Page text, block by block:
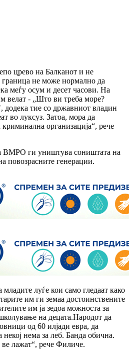
црево на Балканот и не
граница не може нормално да
меѓу осум и десет часови. На
велат - „Што ви треба море?
додека тие со државниот владин
во луксуз. Затоа, мора да
криминална организација“, рече
ВМРО ги уништува соништата на
повозрасните генерации.
луѓе кои само гледаат како
им ги земаа достоинствените
им ја зедоа можноста за
на децата.Народот да
од 60 илјади евра, да
нема за леб. Банда обична.
лажат“, рече Филиче.